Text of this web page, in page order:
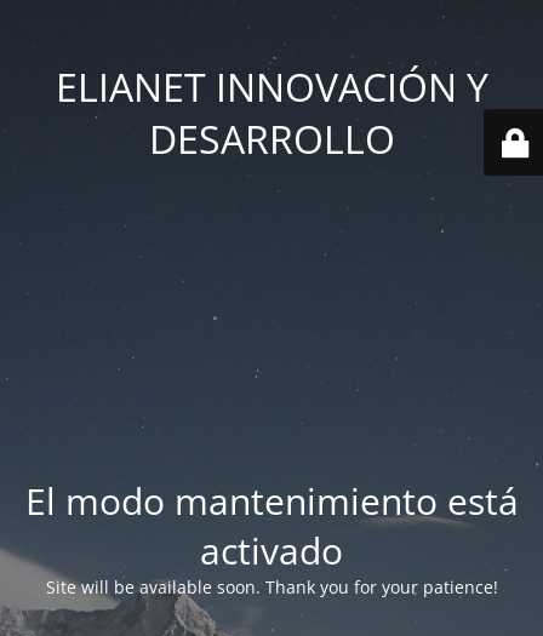
ELIANET INNOVACIÓN Y
DESARROLLO
El modo mantenimiento está
activado
Site will be available soon. Thank you for your patience!